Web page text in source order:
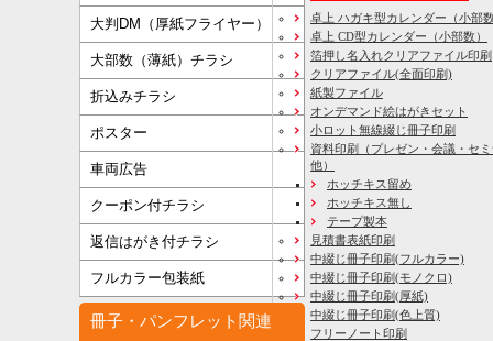
大判DM（厚紙フライヤー）
大部数（薄紙）チラシ
折込みチラシ
ポスター
車両広告
クーポン付チラシ
返信はがき付チラシ
フルカラー包装紙
冊子・パンフレット関連
卓上 ハガキ型カレンダー（小部
卓上 CD型カレンダー（小部数）
箔押し名入れクリアファイル印刷
クリアファイル(全面印刷)
紙製ファイル
オンデマンド絵はがきセット
小ロット無線綴じ冊子印刷
資料印刷
（プレゼン・会議・セ
他）
ホッチキス留め
ホッチキス無し
テープ製本
見積書表紙印刷
中綴じ冊子印刷(フルカラー)
中綴じ冊子印刷(モノクロ)
中綴じ冊子印刷(厚紙)
中綴じ冊子印刷(色上質)
フリーノート印刷